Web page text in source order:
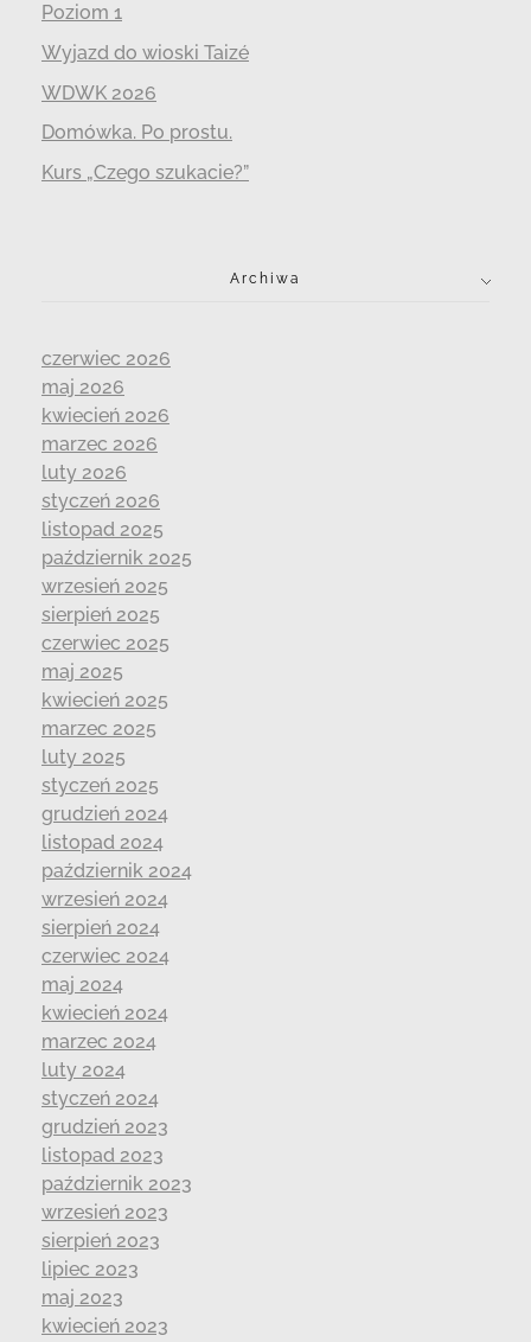
Poziom 1
Wyjazd do wioski Taizé
WDWK 2026
Domówka. Po prostu.
Kurs „Czego szukacie?”
Archiwa
czerwiec 2026
maj 2026
kwiecień 2026
marzec 2026
luty 2026
styczeń 2026
listopad 2025
październik 2025
wrzesień 2025
sierpień 2025
czerwiec 2025
maj 2025
kwiecień 2025
marzec 2025
luty 2025
styczeń 2025
grudzień 2024
listopad 2024
październik 2024
wrzesień 2024
sierpień 2024
czerwiec 2024
maj 2024
kwiecień 2024
marzec 2024
luty 2024
styczeń 2024
grudzień 2023
listopad 2023
październik 2023
wrzesień 2023
sierpień 2023
lipiec 2023
maj 2023
kwiecień 2023